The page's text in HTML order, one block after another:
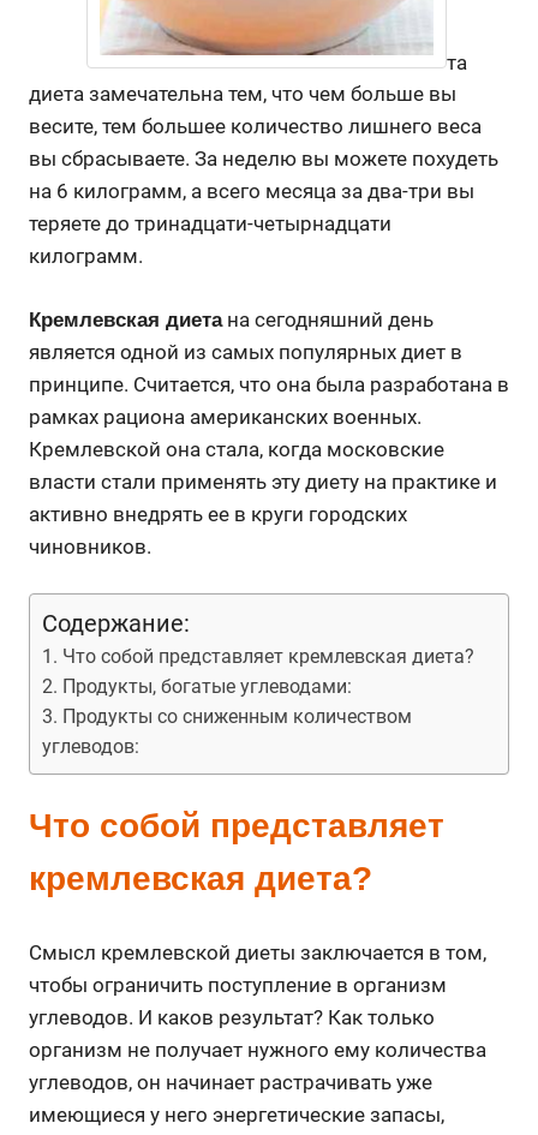
та
диета замечательна тем, что чем больше вы
весите, тем большее количество лишнего веса
вы сбрасываете. За неделю вы можете похудеть
на 6 килограмм, а всего месяца за два-три вы
теряете до тринадцати-четырнадцати
килограмм.
Кремлевская диетана сегодняшний день
является одной из самых популярных диет в
принципе. Считается, что она была разработана в
рамках рациона американских военных.
Кремлевской она стала, когда московские
власти стали применять эту диету на практике и
активно внедрять ее в круги городских
чиновников.
Содержание:
Что собой представляет кремлевская диета?
Продукты, богатые углеводами:
Продукты со сниженным количеством
углеводов:
Что собой представляет
кремлевская диета?
Смысл кремлевской диеты заключается в том,
чтобы ограничить поступление в организм
углеводов. И каков результат? Как только
организм не получает нужного ему количества
углеводов, он начинает растрачивать уже
имеющиеся у него энергетические запасы,